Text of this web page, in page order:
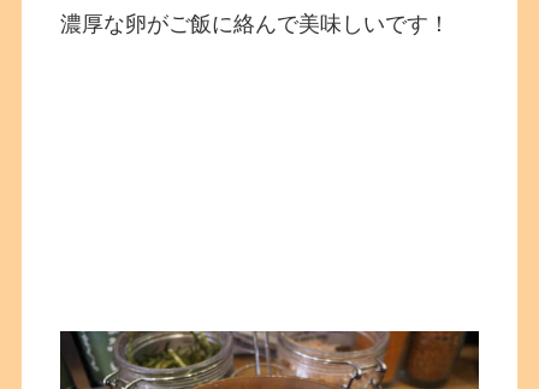
濃厚な卵がご飯に絡んで美味しいです！